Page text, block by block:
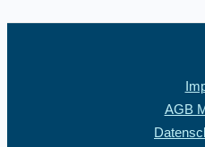
AGB